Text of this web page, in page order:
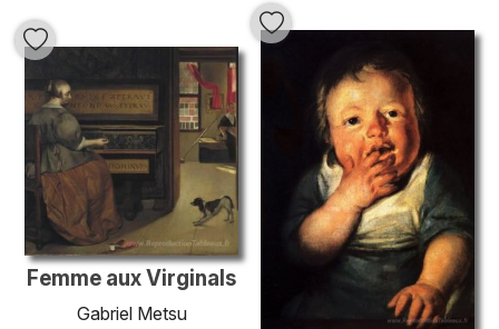
Femme aux Virginals
Gabriel Metsu